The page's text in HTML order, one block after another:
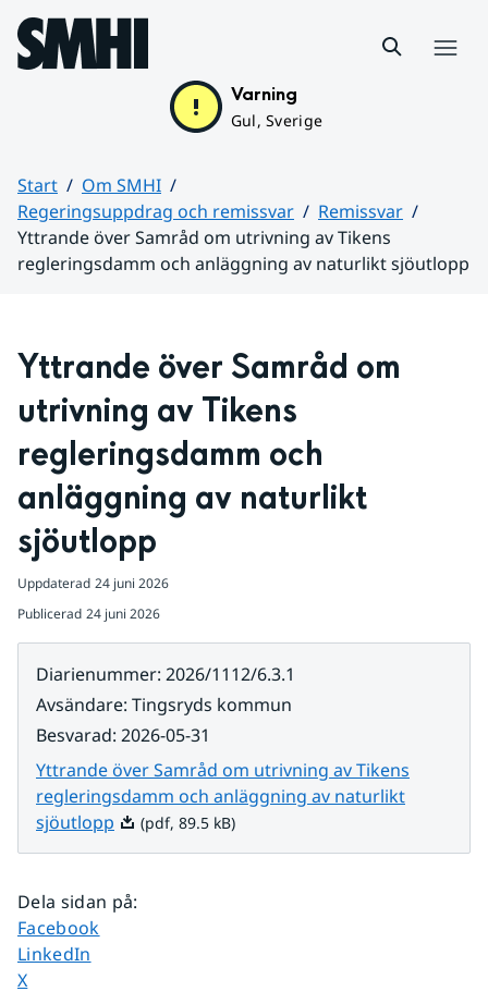
Hoppa till sidans innehåll
Varning
Gul, Sverige
Start
Om SMHI
Regeringsuppdrag och remissvar
Remissvar
Yttrande över Samråd om utrivning av Tikens
regleringsdamm och anläggning av naturlikt sjöutlopp
Yttrande över Samråd om
utrivning av Tikens
regleringsdamm och
anläggning av naturlikt
sjöutlopp
Uppdaterad 24 juni 2026
Publicerad 24 juni 2026
Diarienummer: 2026/1112/6.3.1
Avsändare: Tingsryds kommun
Besvarad: 2026-05-31
Yttrande över Samråd om utrivning av Tikens
regleringsdamm och anläggning av naturlikt
sjöutlopp Pdf, 89.5 kB.
(pdf, 89.5 kB)
Dela sidan på:
Dela sidan på
Facebook
Dela sidan på
LinkedIn
Dela sidan på
X